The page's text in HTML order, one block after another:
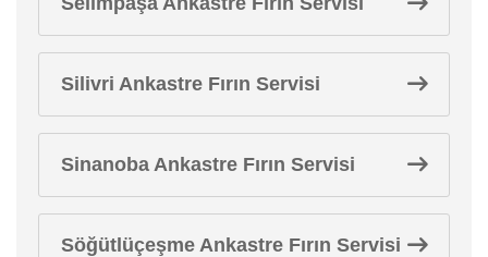
Silivri Ankastre Fırın Servisi
Sinanoba Ankastre Fırın Servisi
Söğütlüçeşme Ankastre Fırın Servisi